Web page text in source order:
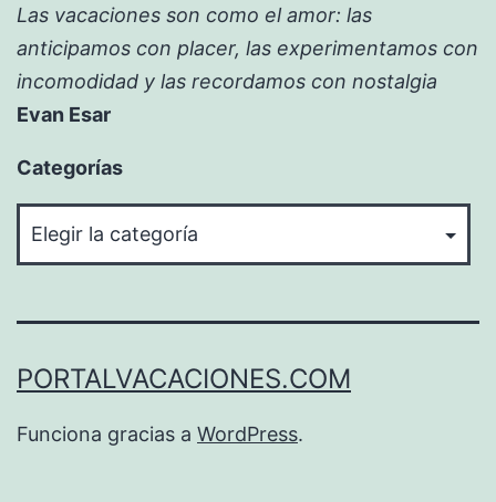
Las vacaciones son como el amor: las
anticipamos con placer, las experimentamos con
incomodidad y las recordamos con nostalgia
Evan Esar
Categorías
PORTALVACACIONES.COM
Funciona gracias a WordPress.